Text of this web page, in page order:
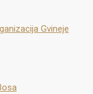
Gvineje